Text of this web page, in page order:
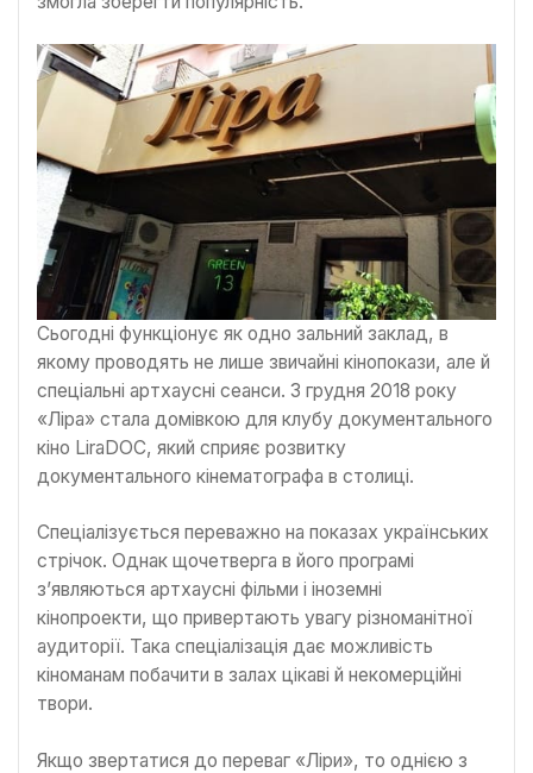
Сьогодні функціонує як одно зальний заклад, в
якому проводять не лише звичайні кінопокази, але й
спеціальні артхаусні сеанси. З грудня 2018 року
«Ліра» стала домівкою для клубу документального
кіно LiraDOC, який сприяє розвитку
документального кінематографа в столиці.
Спеціалізується переважно на показах українських
стрічок. Однак щочетверга в його програмі
з’являються артхаусні фільми і іноземні
кінопроекти, що привертають увагу різноманітної
аудиторії. Така спеціалізація дає можливість
кіноманам побачити в залах цікаві й некомерційні
твори.
Якщо звертатися до переваг «Ліри», то однією з